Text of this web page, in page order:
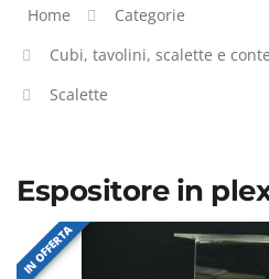
Home
Categorie
Cubi, tavolini, scalette e
Scalette
Espositore in
IN OFFERTA